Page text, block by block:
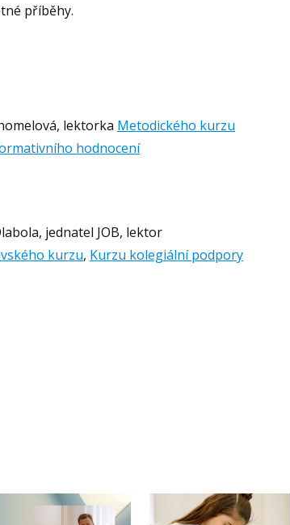
příběhy.
lektorka Metodického kurzu
hodnocení
jednatel JOB, lektor
kurzu, Kurzu kolegiální podpory